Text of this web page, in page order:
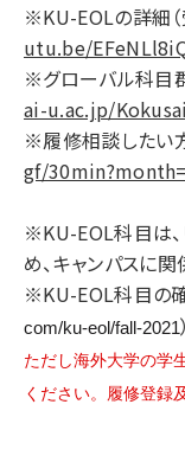
※KU-EOLの詳細（
utu.be/
※グローバル科目
ai-u.ac.jp/
※履修相談したい方
gf/
※KU-EOL科目は、
め、キャンパスに
※KU-EOL科目の確
com/ku-eol/fall-2021）
ただし海外大学の学
ください。履修登録